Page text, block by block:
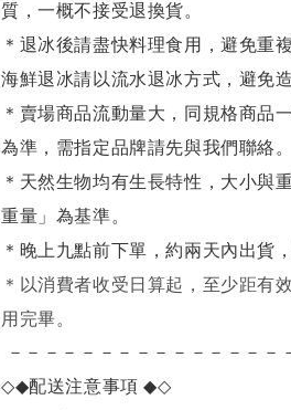
質，一概不接受退換貨。
＊退冰後請盡快料理食用，避免重
海鮮退冰請以流水退冰方式，避免
＊賣場商品流動量大，同規格商品
為準，需指定品牌請先與我們聯絡。
＊天然生物均有生長特性，大小與
重量」為基準。
＊晚上九點前下單，約兩天內出貨
＊ 以消費者收受日算起，至少距有
用完畢。
－－－－－－－－－－－－－－－
◇◆配送注意事項◆◇